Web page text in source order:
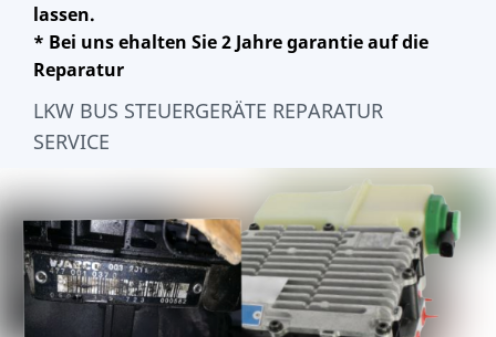
lassen.
* Bei uns ehalten Sie 2 Jahre garantie auf die
Reparatur
LKW BUS STEUERGERÄTE REPARATUR
SERVICE